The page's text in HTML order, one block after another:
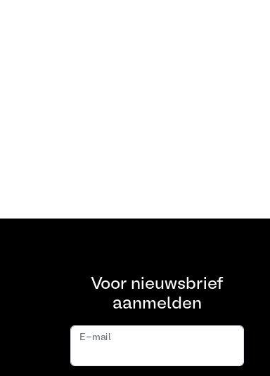
Voor nieuwsbrief
aanmelden
E-mail